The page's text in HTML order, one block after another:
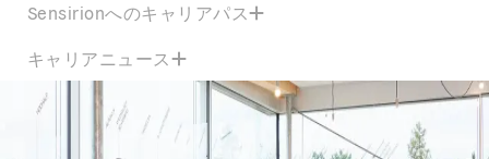
Sensirionへのキャリアパス
キャリアニュース